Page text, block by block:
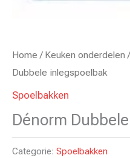
Home / Keuken onderdelen /
Dubbele inlegspoelbak
Spoelbakken
Dénorm
Categorie: Spoelbakken